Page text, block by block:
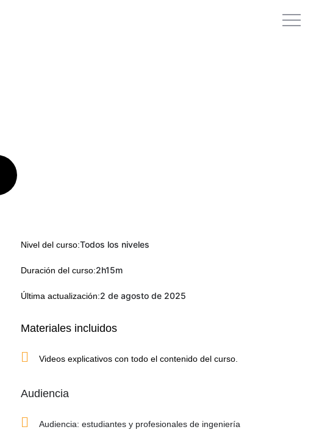
Nivel del curso:Todos los niveles
Duración del curso:2h15m
Última actualización:2 de agosto de 2025
Materiales incluidos
Videos explicativos con todo el contenido del curso.
Audiencia
Audiencia: estudiantes y profesionales de ingeniería